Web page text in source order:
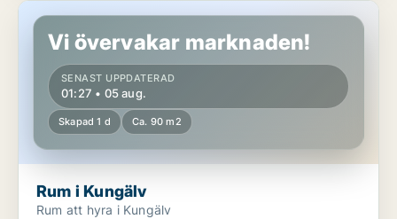
Rum i Kungälv
Vi övervakar marknaden!
SENAST UPPDATERAD
01:27 • 05 aug.
Skapad 1 d Ca. 90 m2
Rum i Kungälv
Rum att hyra i Kungälv